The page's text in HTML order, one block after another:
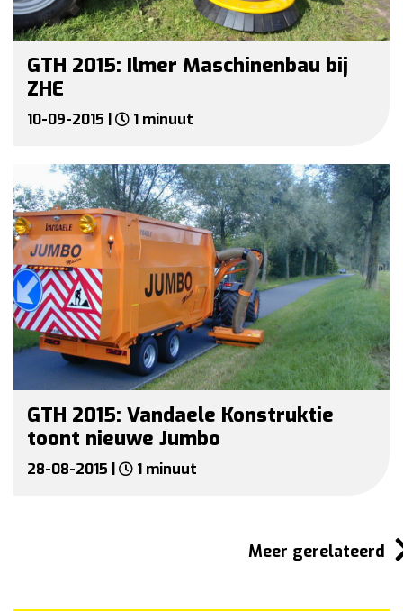
GTH 2015: Ilmer Maschinenbau bij
ZHE
10-09-2015 | 1 minuut
GTH 2015: Vandaele Konstruktie
toont nieuwe Jumbo
28-08-2015 | 1 minuut
Meer gerelateerd